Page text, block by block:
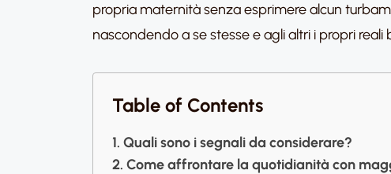
propria maternità senza esprimere alcun
nascondendo a se stesse e agli altri i propri reali
Table of Contents
Quali sono i segnali da considerare?
Come affrontare la quotidianità con